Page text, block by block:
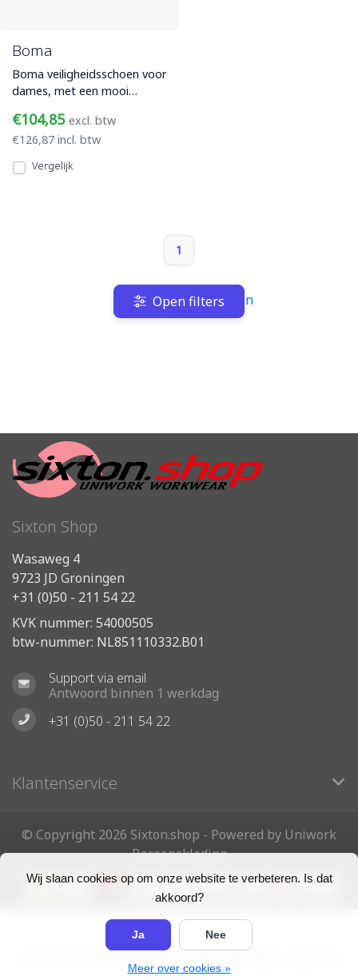
Wij slaan cookies op om onze website te verbeteren. Is dat
akkoord?
Ja Nee
Meer over cookies »
Boma
Boma veiligheidsschoen voor
dames, met een mooi
en S3-veiligheidsnorm be
€104,85 excl. btw
€126,87 incl. btw
Vergelijk
1
Open filters
Terug naar boven
Sixton Shop
Wasaweg 4
9723 JD Groningen
+31 (0)50 - 211 54 22
KVK nummer: 54000505
btw-nummer: NL851110332.B01
Support via email
Antwoord binnen 1 werkdag
+31 (0)50 - 211 54 22
Klantenservice
© Copyright 2026 Sixton.shop - Powered by Uniwork
Beroepskleding